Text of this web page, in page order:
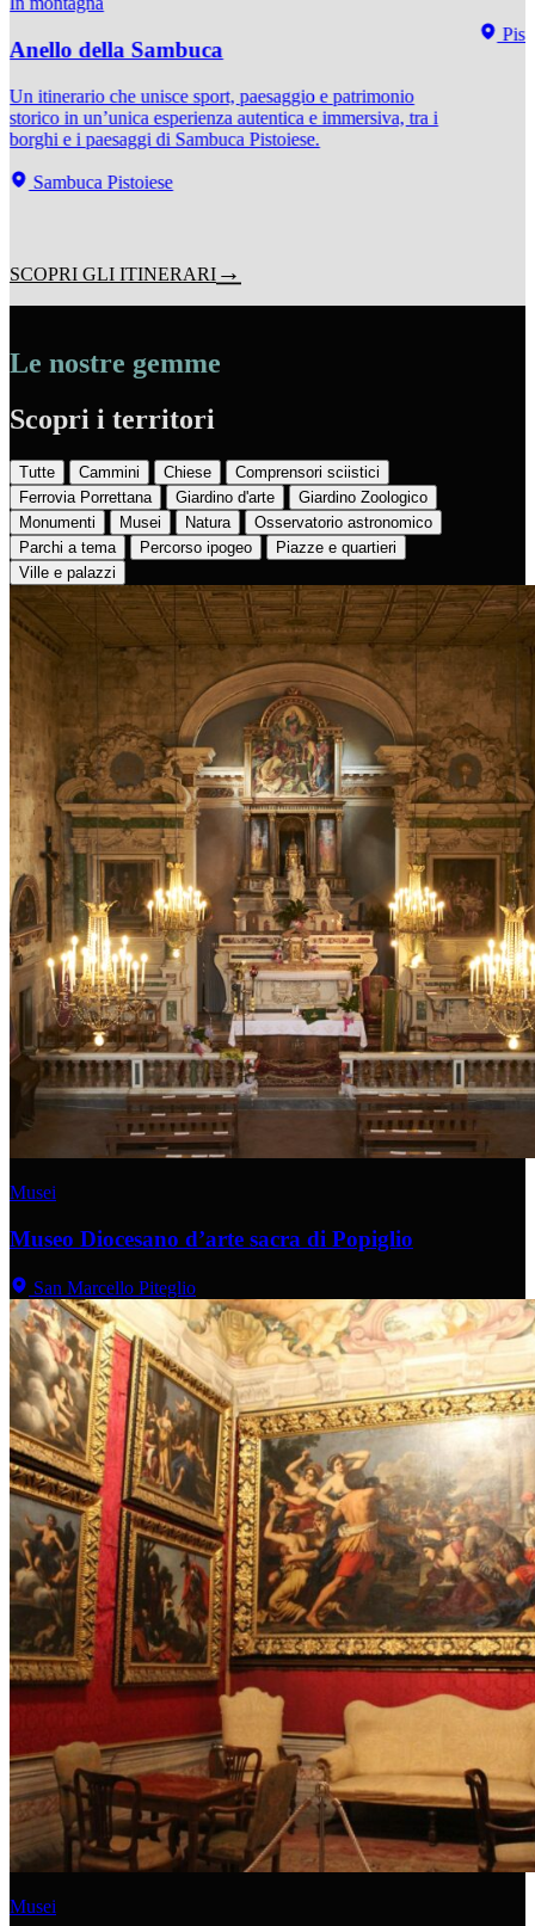
Anello della Sambuca
Un itinerario che unisce sport, paesaggio e patrimonio
storico in un’unica esperienza autentica e immersiva, tra i
borghi e i paesaggi di Sambuca Pistoiese.
Sambuca Pistoiese
SCOPRI GLI ITINERARI
Le nostre gemme
Scopri i territori
Tutte Cammini Chiese
Comprensori sciistici
Ferrovia Porrettana
Giardino d'arte
Giardino Zoologico
Monumenti
Musei Natura
Osservatorio astronomico
Parchi a tema
Percorso ipogeo
Piazze e quartieri
Ville e palazzi
Musei
Museo Diocesano d’arte sacra di Popiglio
San Marcello Piteglio
Musei